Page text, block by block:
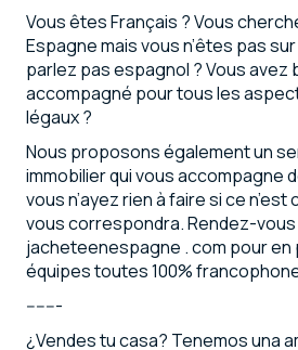
Vous êtes Français ? Vous
Espagne mais vous n’êtes pas
parlez pas espagnol ? Vous avez
accompagné pour tous les
légaux ?
Nous proposons également un
immobilier qui vous accompagne
vous n’ayez rien à faire si ce n’est
vous correspondra. Rendez-
jacheteenespagne . com pour en
équipes toutes 100%
-------
¿Vendes tu casa? Tenemos una